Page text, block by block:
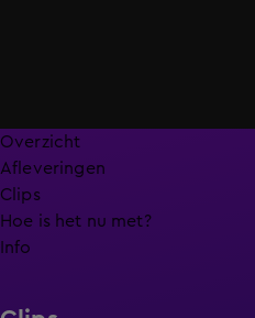
Overzicht
Afleveringen
Clips
Hoe is het nu met?
Info